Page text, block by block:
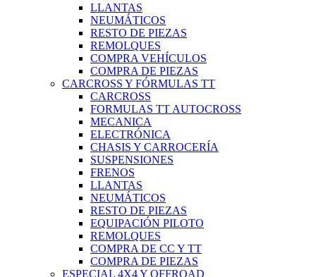
LLANTAS
NEUMÁTICOS
RESTO DE PIEZAS
REMOLQUES
COMPRA VEHÍCULOS
COMPRA DE PIEZAS
CARCROSS Y FÓRMULAS TT
CARCROSS
FORMULAS TT AUTOCROSS
MECANICA
ELECTRÓNICA
CHASIS Y CARROCERÍA
SUSPENSIONES
FRENOS
LLANTAS
NEUMÁTICOS
RESTO DE PIEZAS
EQUIPACIÓN PILOTO
REMOLQUES
COMPRA DE CC Y TT
COMPRA DE PIEZAS
ESPECIAL 4X4 Y OFFROAD